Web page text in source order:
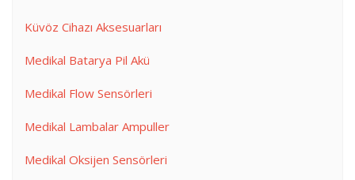
Küvöz Cihazı Aksesuarları
Medikal Batarya Pil Akü
Medikal Flow Sensörleri
Medikal Lambalar Ampuller
Medikal Oksijen Sensörleri